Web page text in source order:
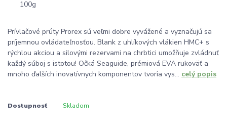
Prívlačové prúty Prorex sú veľmi dobre vyvážené a vyznačujú sa
príjemnou ovládateľnosťou. Blank z uhlíkových vlákien HMC+ s
rýchlou akciou a silovými rezervami na chrbtici umožňuje zvládnuť
každý súboj s istotou! Očká Seaguide, prémiová EVA rukoväť a
mnoho ďalších inovatívnych komponentov tvoria vys... celý popis
Dostupnosť Skladom